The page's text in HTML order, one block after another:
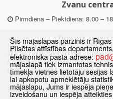
Zvanu
Pirmdiena – Piektdiena: 8.00 –
Pirmdiena, Ceturtdiena: 8.30 –
Otrdiena, Trešdiena: 8.30 – 17.00
Piektdiena: 8.30 – 15.00
Klātienes konsultācijas
Šīs mājaslapas pārzinis ir
Pilsētas attīstības
elektroniskā pasta adrese:
mājaslapā tiek izmantotas
tīmekļa vietnes lietotāju sesijas
lai apkopotu apmeklētāju
mājaslapu, Jums ir iespēja
izveidošanu un iespēja